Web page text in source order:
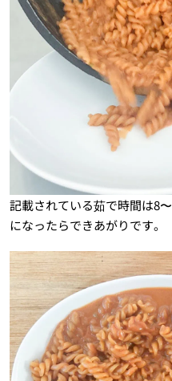
記載されている茹で時間は8
になったらできあがりです。